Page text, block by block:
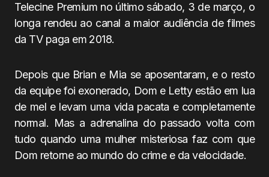
Telecine Premium no último sábado, 3 de março, o
longa rendeu ao canal a maior audiência de filmes
da TV paga em 2018.
Depois que Brian e Mia se aposentaram, e o resto
da equipe foi exonerado, Dom e Letty estão em lua
de mel e levam uma vida pacata e completamente
normal. Mas a adrenalina do passado volta com
tudo quando uma mulher misteriosa faz com que
Dom retorne ao mundo do crime e da velocidade.